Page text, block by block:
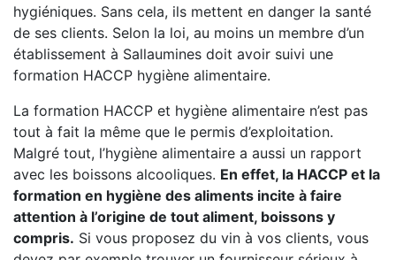
hygiéniques. Sans cela, ils mettent en danger la santé
de ses clients. Selon la loi, au moins un membre d’un
établissement à Sallaumines doit avoir suivi une
formation HACCP hygiène alimentaire.
La formation HACCP et hygiène alimentaire n’est pas
tout à fait la même que le permis d’exploitation.
Malgré tout, l’hygiène alimentaire a aussi un rapport
avec les boissons alcooliques. En effet, la HACCP et la
formation en hygiène des aliments incite à faire
attention à l’origine de tout aliment, boissons y
compris. Si vous proposez du vin à vos clients, vous